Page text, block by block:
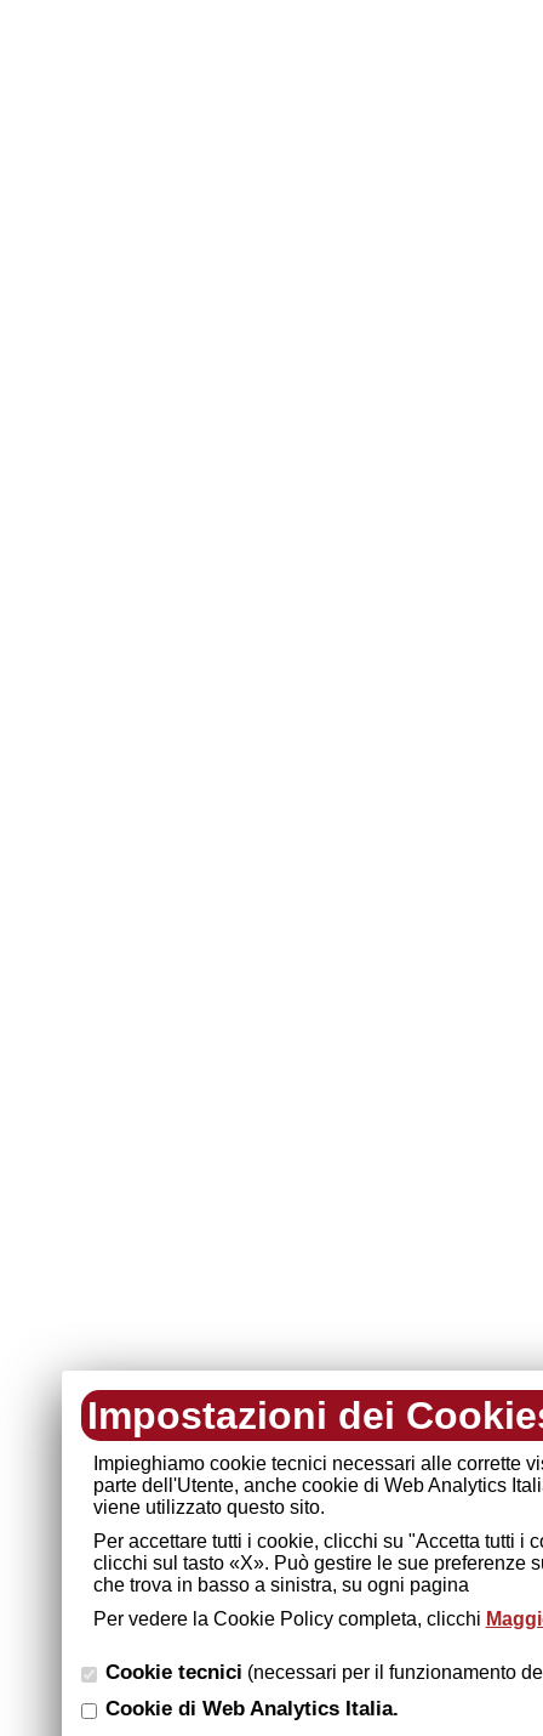
Impostazioni dei
Impieghiamo cookie tecnici necessari alle corrette
parte dell'Utente, anche cookie di Web Analytics
viene utilizzato questo sito.
Per accettare tutti i cookie, clicchi su "Accetta tutti
clicchi sul tasto «X». Può gestire le sue preferenze
che trova in basso a sinistra, su ogni pagina
Per vedere la Cookie Policy completa, clicchi
Cookie tecnici (necessari per il funzionamento
Cookie di Web Analytics Italia.